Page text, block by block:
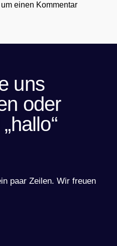
einen Kommentar
uns
oder
paar Zeilen. Wir freuen